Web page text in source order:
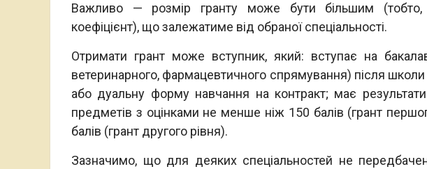
Важливо — розмір гранту може бути більшим (тобто,
коефіцієнт), що залежатиме від обраної спеціальності.
Отримати грант може вступник, який: вступає на
ветеринарного, фармацевтичного спрямування) після
або дуальну форму навчання на контракт; має
предметів з оцінками не менше ніж 150 балів (грант
балів (грант другого рівня).
Зазначимо, що для деяких спеціальностей не